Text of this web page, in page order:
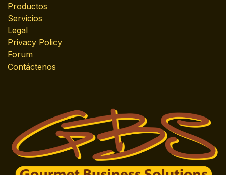
Productos
Servicios
Legal
Privacy Policy
Forum
Contáctenos